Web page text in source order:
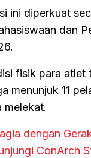
ini diperkuat
dan
fisik para
menunjuk 11
melekat.
dengan
ConArch